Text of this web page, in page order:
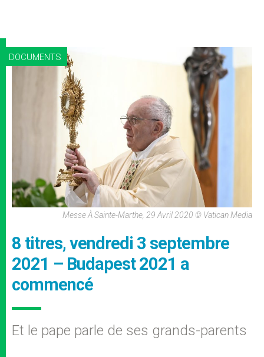
DOCUMENTS
Messe À Sainte-Marthe, 29 Avril 2020 © Vatican Media
8 titres, vendredi 3 septembre
2021 – Budapest 2021 a
commencé
Et le pape parle de ses grands-parents